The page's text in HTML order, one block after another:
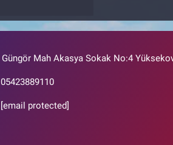
Güngör Mah Akasya Sokak No:4
05423889110
[email protected]